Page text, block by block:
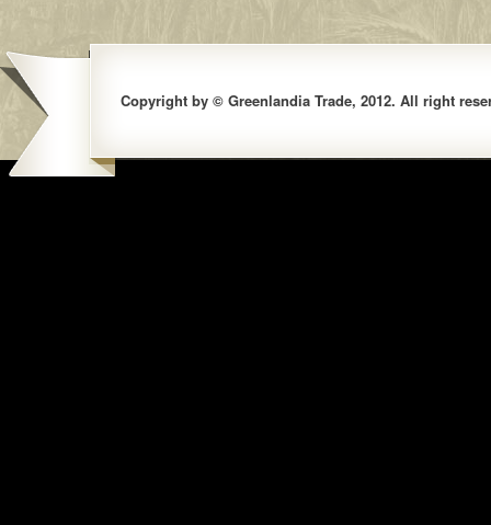
Copyright by © Greenlandia Trade, 2012. All right